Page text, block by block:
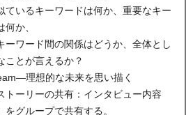
るキーワードは何か、重要なキー
何か、
ード間の関係はどうか、全体とし
ことが言えるか？
理想的な未来を思い描く
ーリーの共有：インタビュー内容
をグループで共有する。